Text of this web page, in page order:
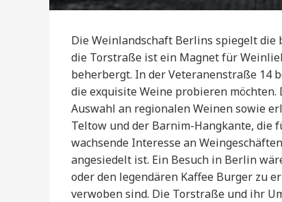
Die Weinlandschaft Berlins spiegelt
die Torstraße ist ein Magnet für
beherbergt. In der Veteranenstraße 14
die exquisite Weine probieren
Auswahl an regionalen Weinen sowie
Teltow und der Barnim-Hangkante, die
wachsende Interesse an
angesiedelt ist. Ein Besuch in Berlin
oder den legendären Kaffee Burger zu
verwoben sind. Die Torstraße und ihr